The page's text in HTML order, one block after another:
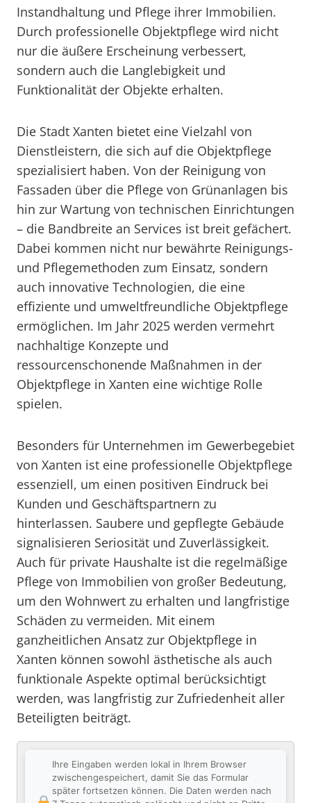
Instandhaltung und Pflege ihrer Immobilien.
Durch professionelle Objektpflege wird nicht
nur die äußere Erscheinung verbessert,
sondern auch die Langlebigkeit und
Funktionalität der Objekte erhalten.
Die Stadt Xanten bietet eine Vielzahl von
Dienstleistern, die sich auf die Objektpflege
spezialisiert haben. Von der Reinigung von
Fassaden über die Pflege von Grünanlagen bis
hin zur Wartung von technischen Einrichtungen
– die Bandbreite an Services ist breit gefächert.
Dabei kommen nicht nur bewährte Reinigungs-
und Pflegemethoden zum Einsatz, sondern
auch innovative Technologien, die eine
effiziente und umweltfreundliche Objektpflege
ermöglichen. Im Jahr 2025 werden vermehrt
nachhaltige Konzepte und
ressourcenschonende Maßnahmen in der
Objektpflege in Xanten eine wichtige Rolle
spielen.
Besonders für Unternehmen im Gewerbegebiet
von Xanten ist eine professionelle Objektpflege
essenziell, um einen positiven Eindruck bei
Kunden und Geschäftspartnern zu
hinterlassen. Saubere und gepflegte Gebäude
signalisieren Seriosität und Zuverlässigkeit.
Auch für private Haushalte ist die regelmäßige
Pflege von Immobilien von großer Bedeutung,
um den Wohnwert zu erhalten und langfristige
Schäden zu vermeiden. Mit einem
ganzheitlichen Ansatz zur Objektpflege in
Xanten können sowohl ästhetische als auch
funktionale Aspekte optimal berücksichtigt
werden, was langfristig zur Zufriedenheit aller
Beteiligten beiträgt.
Ihre Eingaben werden lokal in Ihrem Browser
zwischengespeichert, damit Sie das Formular
später fortsetzen können. Die Daten werden nach